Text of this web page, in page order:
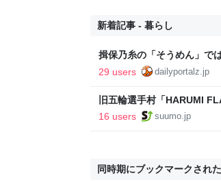
新着記事 - 暮らし
揖保乃糸の「そうめん」で
29 users
dailyportalz.jp
旧五輪選手村「HARUMI
ルで挑む、盆踊り2万人集
16 users suumo.jp
同時期にブックマークされ